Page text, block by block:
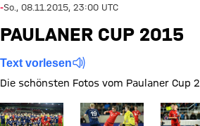
-So., 08.11.2015, 23:00 UTC
PAULANER CUP 2015
Text vorlesen
Die schönsten Fotos vom Paulaner Cup
Zeige in voller GrößeZeige in voller Größe
Zeige